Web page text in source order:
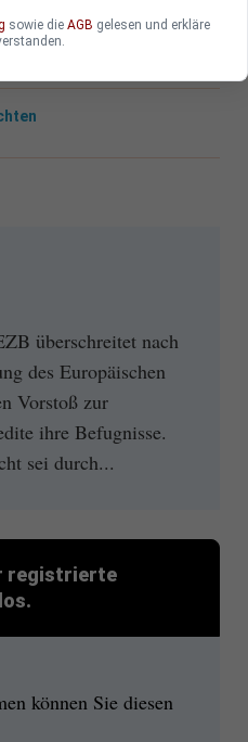
überschreitet nach
des Europäischen
Vorstoß zur
ihre Befugnisse.
sei durch...
registrierte
können Sie diesen
sowie die AGB gelesen und erkläre